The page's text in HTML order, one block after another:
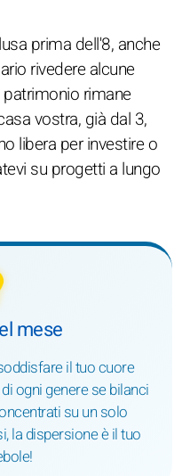
prima dell'8, anche
rivedere alcune
rimane
vostra, già dal 3,
libera per investire o
su progetti a lungo
mese
il tuo cuore
ogni genere se bilanci
su un solo
la dispersione è il tuo